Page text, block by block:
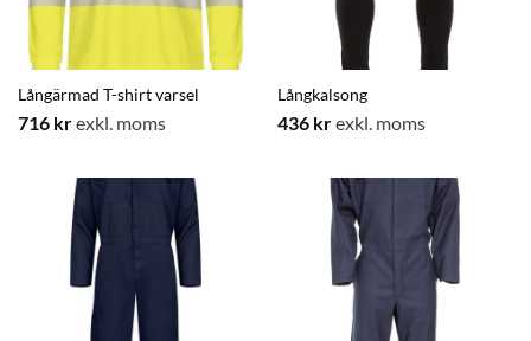
Långärmad T-shirt varsel
716 krexkl. moms
Långkalsong
436 krexkl. moms